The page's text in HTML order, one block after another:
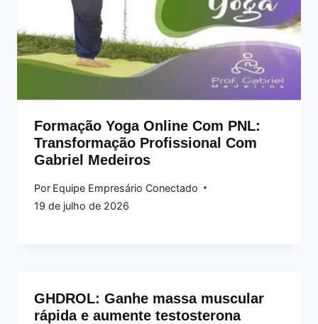
Formação Yoga Online Com PNL:
Transformação Profissional Com
Gabriel Medeiros
Por Equipe Empresário Conectado
19 de julho de 2026
GHDROL: Ganhe massa muscular
rápida e aumente testosterona